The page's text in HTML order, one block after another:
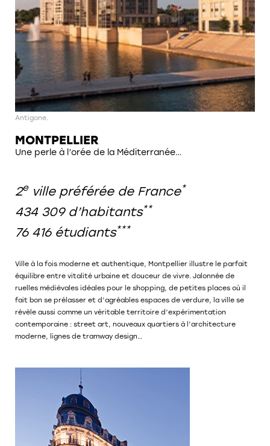
Antigone.
MONTPELLIER
Une perle à l’orée de la Méditerranée…
2eville préférée de France*
434 309 d’habitants**
76 416 étudiants***
Ville à la fois moderne et authentique, Montpellier illustre le parfait
équilibre entre vitalité urbaine et douceur de vivre. Jalonnée de
ruelles médiévales idéales pour le shopping, de petites places où il
fait bon se prélasser et d’agréables espaces de verdure, la ville se
révèle aussi comme un véritable territoire d’expérimentation
contemporaine : street art, nouveaux quartiers à l’architecture
moderne, lignes de tramway design…